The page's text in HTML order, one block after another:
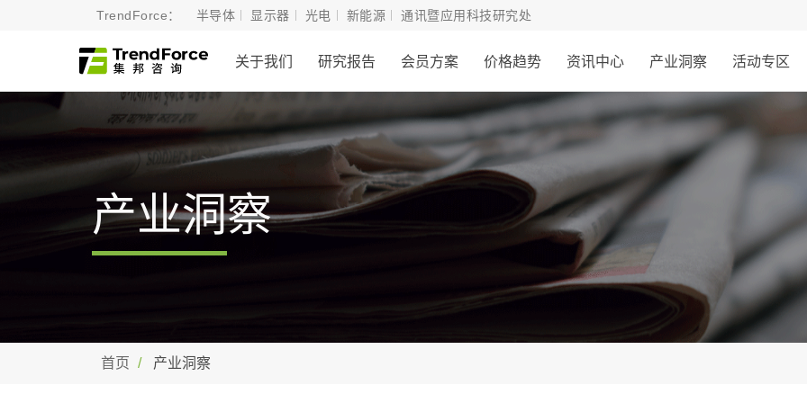
TrendForce： 半导体 显示器 光电 新能源 通讯暨应用科技研究处
关于我们 研究报告 会员方案 价格趋势 资讯中心 产业洞察 活动专区
产业洞察
首页 产业洞察